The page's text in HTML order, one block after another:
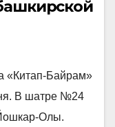
«Китап-Байрам»
В шатре №24
Олы.